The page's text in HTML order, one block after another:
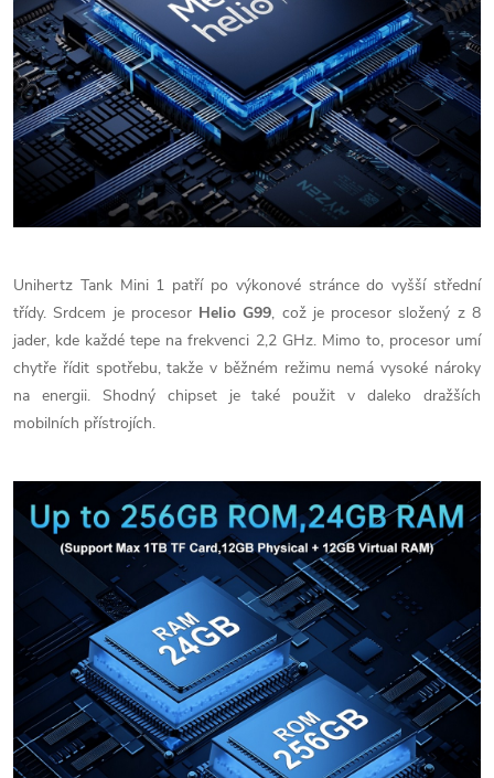
Unihertz Tank Mini 1 patří po výkonové stránce do vyšší střední
třídy. Srdcem je procesor Helio G99, což je procesor složený z 8
jader, kde každé tepe na frekvenci 2,2 GHz. Mimo to, procesor umí
chytře řídit spotřebu, takže v běžném režimu nemá vysoké nároky
na energii. Shodný chipset je také použit v daleko dražších
mobilních přístrojích.